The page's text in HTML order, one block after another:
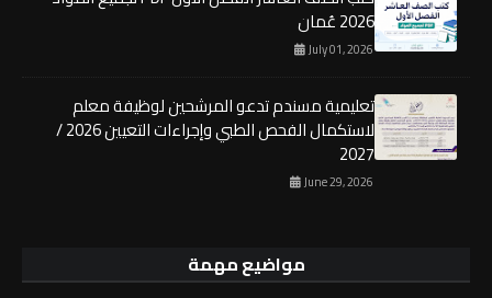
2026 عُمان
July 01, 2026
تعليمية مسندم تدعو المرشحين لوظيفة معلم
لاستكمال الفحص الطبي وإجراءات التعيين 2026 /
2027
June 29, 2026
مواضيع مهمة